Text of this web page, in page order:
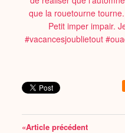
«Article précédent